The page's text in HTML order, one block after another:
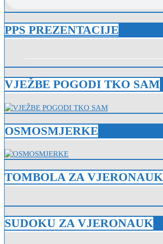
PPS PREZENTACIJE
VJEŽBE POGODI TKO SAM
OSMOSMJERKE
TOMBOLA ZA VJERONAUK
SUDOKU ZA VJERONAUK